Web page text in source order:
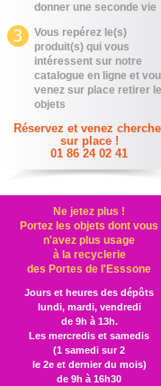
donner une seconde vie
Vous repérez le(s)
produit(s) qui vous
intéressent sur notre
catalogue en ligne et
venez sur place retirer
objets
Réservez et venez
sur place !
01 86 24 02 41
Ne jetez plus !
Portez les objets dont vous
n'avez plus usage
à la recyclerie
des Portes de l'Esssone
Jours et heures des dépôts
lundi, mardi, vendredi
de 9h à 13h.
Les mercredis et samedis
(1 samedi sur 2
le 2e et dernier du mois)
de 9h à 16h30